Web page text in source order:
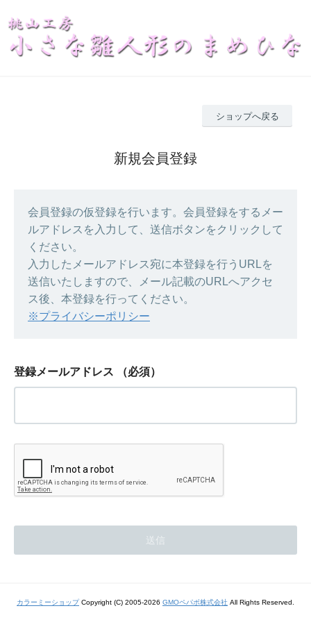
ショップへ戻る
新規会員登録
会員登録の仮登録を行います。会員登録をするメー
ルアドレスを入力して、送信ボタンをクリックして
ください。
入力したメールアドレス宛に本登録を行うURLを
送信いたしますので、メール記載のURLへアクセ
ス後、本登録を行ってください。
※プライバシーポリシー
登録メールアドレス （必須）
カラーミーショップ Copyright (C) 2005-2026 GMOペパボ株式会社 All Rights Reserved.